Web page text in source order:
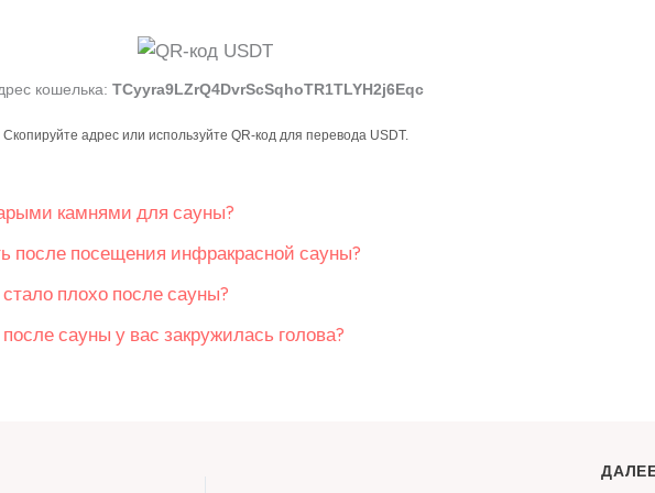
кошелька: TCyyra9LZrQ4DvrScSqhoTR1TLYH2j6Eqc
Скопируйте адрес или используйте QR-код для перевода USDT.
камнями для сауны?
после посещения инфракрасной сауны?
плохо после сауны?
сауны у вас закружилась голова?